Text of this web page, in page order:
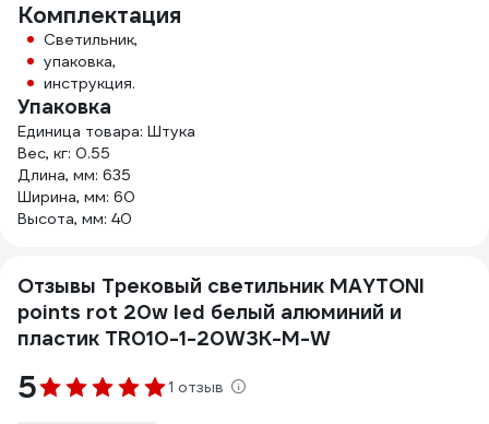
Комплектация
Светильник,
упаковка,
инструкция.
Упаковка
Единица товара: Штука
Вес, кг: 0.55
Длина, мм: 635
Ширина, мм: 60
Высота, мм: 40
Отзывы Трековый светильник MAYTONI
points rot 20w led белый алюминий и
пластик TR010-1-20W3K-M-W
5 1 отзыв